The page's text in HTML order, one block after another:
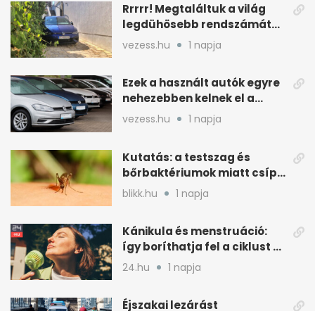
Rrrrr! Megtaláltuk a világ
legdühösebb rendszámát
és az árát is
vezess.hu 1 napja
Ezek a használt autók egyre
nehezebben kelnek el a
magyar piacon
vezess.hu 1 napja
Kutatás: a testszag és
bőrbaktériumok miatt csípik
inkább a szúnyogok
blikk.hu 1 napja
Kánikula és menstruáció:
így boríthatja fel a ciklust a
hőség
24.hu 1 napja
Éjszakai lezárást